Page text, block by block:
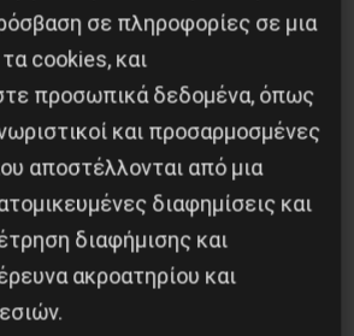
διαδήλωση
της Αθήνας
αστυνομία.
σε πληροφορίες σε μια
cookies, και
προσωπικά δεδομένα, όπως
και προσαρμοσμένες
αποστέλλονται από μια
διαφημίσεις και
διαφήμισης και
ακροατηρίου και